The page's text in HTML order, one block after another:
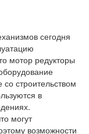
сегодня
мотор редукторы
строительством
в
могут
возможности